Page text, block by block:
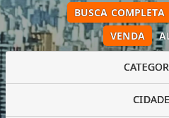
VENDA
BUSCA COMPLETA